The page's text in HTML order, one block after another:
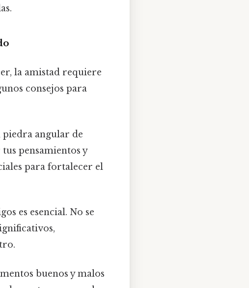
la amistad requiere
consejos para
piedra angular de
pensamientos y
para fortalecer el
es esencial. No se
buenos y malos